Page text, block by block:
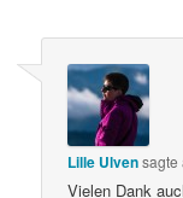
Lille Ulven
Vielen Dank